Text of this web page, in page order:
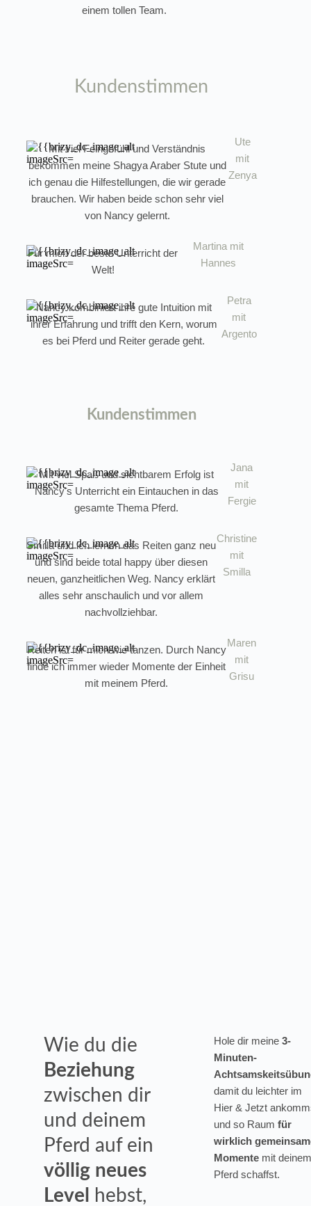
einem tollen Team.
Kundenstimmen
Mit viel Feingefühl und Verständnis
bekommen meine Shagya Araber Stute und
ich genau die Hilfestellungen, die wir gerade
brauchen. Wir haben beide schon sehr viel
von Nancy gelernt.
Ute
mit
Zenya
Für mich der beste Unterricht der
Welt!
Martina mit
Hannes
Nancy kombiniert ihre gute Intuition mit
ihrer Erfahrung und trifft den Kern, worum
es bei Pferd und Reiter gerade geht.
Petra
mit
Argento
Kundenstimmen
Mit viel Spaß und sichtbarem Erfolg ist
Nancy's Unterricht ein Eintauchen in das
gesamte Thema Pferd.
Jana
mit
Fergie
Smilla und ich lernen das Reiten ganz neu
und sind beide total happy über diesen
neuen, ganzheitlichen Weg. Nancy erklärt
alles sehr anschaulich und vor allem
nachvollziehbar.
Christine
mit
Smilla
Reiten ist für mich wie tanzen. Durch Nancy
finde ich immer wieder Momente der Einheit
mit meinem Pferd.
Maren
mit
Grisu
Wie du die
Beziehung
zwischen dir
und deinem
Pferd auf ein
völlig neues
Level
hebst,
Hole dir meine 3-
Minuten-
damit du leichter im
Hier & Jetzt
und so Raum für
wirklich
Momente mit deinem
Pferd schaffst.